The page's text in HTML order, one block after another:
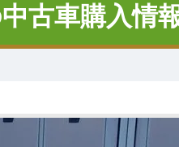
古車購入情